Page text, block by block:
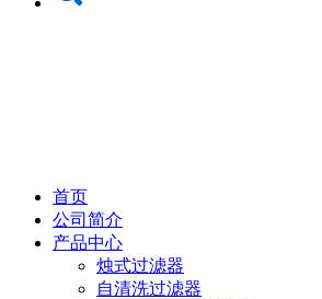
首页
公司简介
产品中心
烛式过滤器
自清洗过滤器